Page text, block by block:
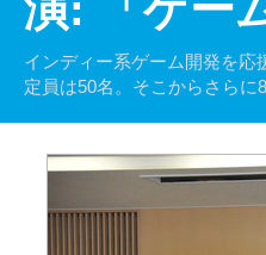
インディー系ゲーム開発を応
定員は50名。そこからさら